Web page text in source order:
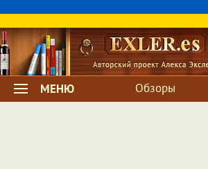
МЕНЮ Обзоры